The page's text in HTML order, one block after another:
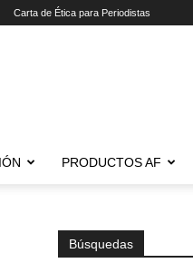
Carta de Ética para Periodistas
PRODUCTOS AF
Búsquedas